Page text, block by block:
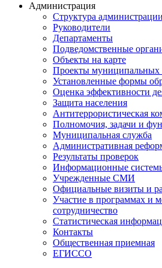
Администрация
Структура
Руководители
Департаменты
Подведомственные
Объекты на карте
Проекты муниципальных
Установленные формы
Оценка эффективности
Защита населения
Антитеррористическая
Полномочия, задачи и
Муниципальная служба
Административная
Результаты проверок
Информационные
Учрежденные СМИ
Официальные визиты и
Участие в программах и
сотрудничество
Статистическая
Контакты
Общественная приемная
ЕГИССО